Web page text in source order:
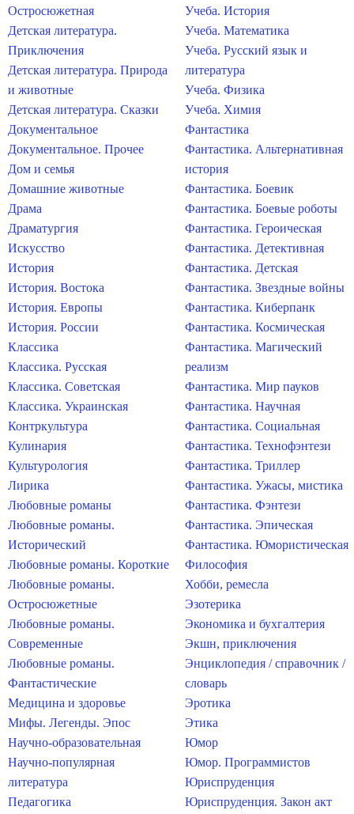
Остросюжетная
Детская литература.
Приключения
Детская литература. Природа
и животные
Детская литература. Сказки
Документальное
Документальное. Прочее
Дом и семья
Домашние животные
Драма
Драматургия
Искусство
История
История. Востока
История. Европы
История. России
Классика
Классика. Русская
Классика. Советская
Классика. Украинская
Контркультура
Кулинария
Культурология
Лирика
Любовные романы
Любовные романы.
Исторический
Любовные романы. Короткие
Любовные романы.
Остросюжетные
Любовные романы.
Современные
Любовные романы.
Фантастические
Медицина и здоровье
Мифы. Легенды. Эпос
Научно-образовательная
Научно-популярная
литература
Педагогика
Учеба. История
Учеба. Математика
Учеба. Русский язык и
литература
Учеба. Физика
Учеба. Химия
Фантастика
Фантастика. Альтернативная
история
Фантастика. Боевик
Фантастика. Боевые роботы
Фантастика. Героическая
Фантастика. Детективная
Фантастика. Детская
Фантастика. Звездные войны
Фантастика. Киберпанк
Фантастика. Космическая
Фантастика. Магический
реализм
Фантастика. Мир пауков
Фантастика. Научная
Фантастика. Социальная
Фантастика. Технофэнтези
Фантастика. Триллер
Фантастика. Ужасы, мистика
Фантастика. Фэнтези
Фантастика. Эпическая
Фантастика. Юмористическая
Философия
Хобби, ремесла
Эзотерика
Экономика и бухгалтерия
Экшн, приключения
Энциклопедия / справочник /
словарь
Эротика
Этика
Юмор
Юмор. Программистов
Юриспруденция
Юриспруденция. Закон акт